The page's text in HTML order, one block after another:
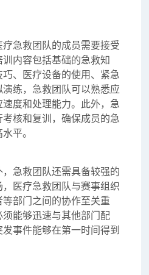
急救团队的成员需要接受
内容包括基础的急救知
、医疗设备的使用、紧急
练，急救团队可以熟悉应
度和处理能力。此外，急
核和复训，确保成员的急
平。
急救团队还需具备较强的
医疗急救团队与赛事组织
部门之间的协作至关重
能够迅速与其他部门配
事件能够在第一时间得到